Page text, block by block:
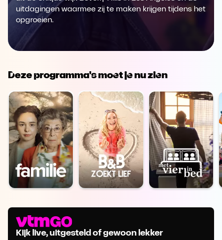
uitdagingen waarmee zij te maken krijgen tijdens het
opgroeien.
Deze programma's moet je nu zien
Kijk live, uitgesteld of gewoon lekker